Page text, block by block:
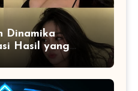
Dinamika
Hasil yang